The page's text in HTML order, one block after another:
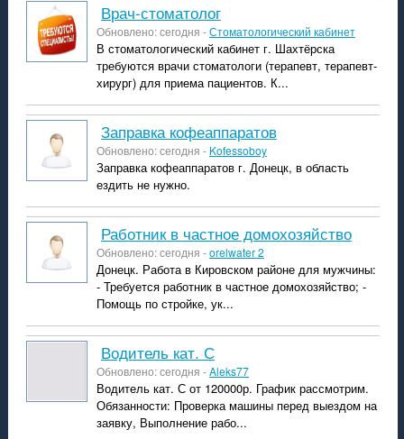
врач-стоматолог
Обновлено: сегодня -Стоматологический кабинет
В стоматологический кабинет г. Шахтёрска
требуются врачи стоматологи (терапевт, терапевт-
хирург) для приема пациентов. К...
Заправка кофеаппаратов
Обновлено: сегодня - Kofessoboy
Заправка кофеаппаратов г. Донецк, в область
ездить не нужно.
работник в частное домохозяйство
Обновлено: сегодня -orelwater 2
Донецк. Работа в Кировском районе для мужчины:
- Требуется работник в частное домохозяйство; -
Помощь по стройке, ук...
Водитель кат. С
Обновлено: сегодня -Aleks77
Водитель кат. С от 120000р. График рассмотрим.
Обязанности: Проверка машины перед выездом на
заявку, Выполнение рабо...